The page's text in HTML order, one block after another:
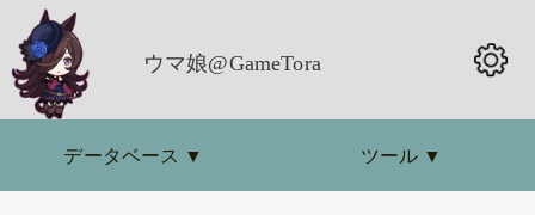
ウマ娘@GameTora
データベース ▼ ツール ▼